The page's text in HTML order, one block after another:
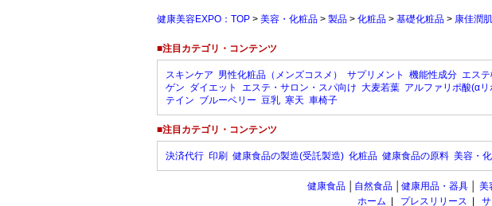
健康美容EXPO：TOP > 美容・化粧品 > 製品 > 化粧品 > 基礎化粧品 > 康佳潤
■注目カテゴリ・コンテンツ
スキンケア 男性化粧品（メンズコスメ） サプリメント 機能性成分 エス
ゲン ダイエット エステ・サロン・スパ向け 大麦若葉 アルファリポ酸(αリ
テイン ブルーベリー 豆乳 寒天 車椅子
■注目カテゴリ・コンテンツ
決済代行 印刷 健康食品の製造(受託製造) 化粧品 健康食品の原料 美容・
健康食品 自然食品 健康用品・器具 美
ホーム
プレスリリース